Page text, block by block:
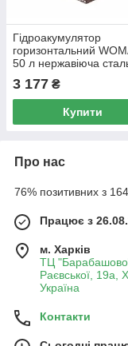
Гідроакумулятор
горизонтальний
50 л нержавіюча
3 177 ₴
Купити
Про нас
76% позитивних з 164
Працює з
м. Харків
ТЦ
Раєвської, 19а,
Україна
Контакти